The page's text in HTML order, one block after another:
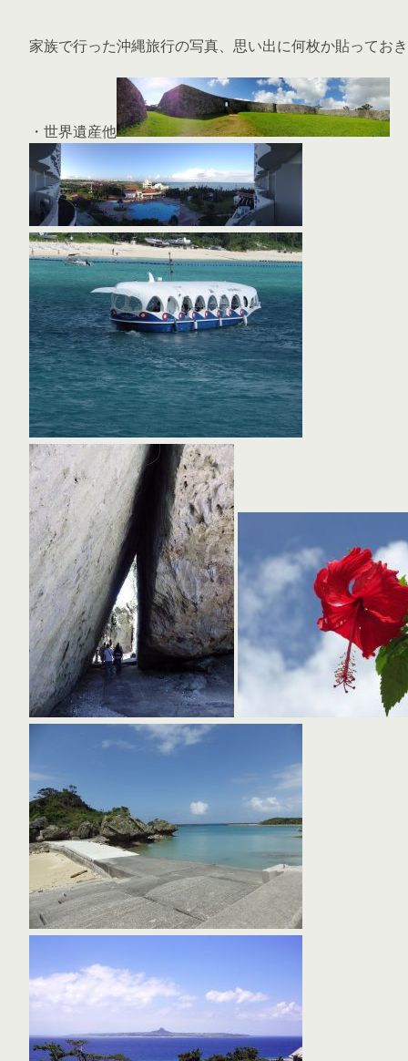
家族で行った沖縄旅行の写真、思い出に何枚か貼ってお
・世界遺産他